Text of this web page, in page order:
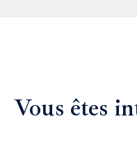
Vous êtes